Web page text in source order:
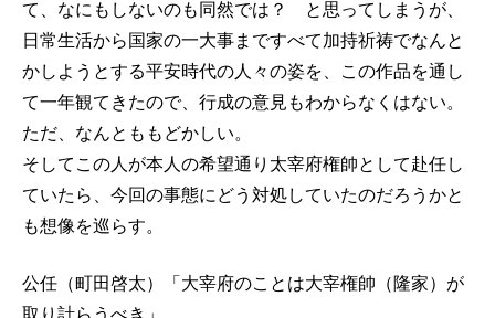
て、なにもしないのも同然では？ と思ってしまうが、
日常生活から国家の一大事まですべて加持祈祷でなんと
かしようとする平安時代の人々の姿を、この作品を通し
て一年観てきたので、行成の意見もわからなくはない。
ただ、なんとももどかしい。
そしてこの人が本人の希望通り太宰府権帥として赴任し
ていたら、今回の事態にどう対処していたのだろうかと
も想像を巡らす。
公任（町田啓太）「大宰府のことは大宰権帥（隆家）が
取り計らうべき」